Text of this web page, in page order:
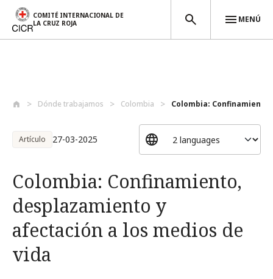
COMITÉ INTERNACIONAL DE
LA CRUZ ROJA
MENÚ
Dónde trabajamos Colombia Colombia:
Artículo 27-03-2025
Colombia: Confinamiento,
desplazamiento y
afectación a los medios de
vida